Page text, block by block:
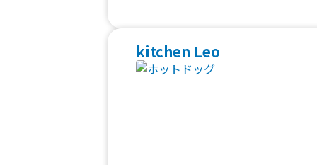
kitchen Leo